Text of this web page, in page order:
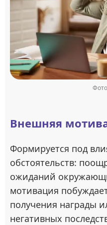
Внешняя
Формируется под
обстоятельств:
ожиданий
мотивация
получения награды
негативных